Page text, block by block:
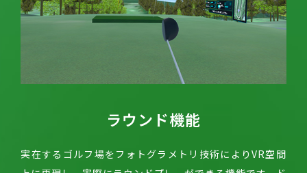
ラウンド機能
実在するゴルフ場をフォトグラメトリ技術によりVR空間